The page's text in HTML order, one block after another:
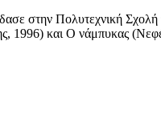
στην Πολυτεχνική
1996) και O νάμπυκας